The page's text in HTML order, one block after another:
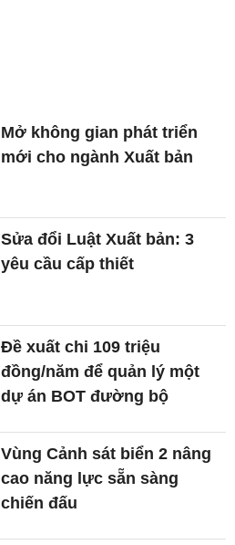
Mở không gian phát triển
mới cho ngành Xuất bản
Sửa đổi Luật Xuất bản: 3
yêu cầu cấp thiết
Đề xuất chi 109 triệu
đồng/năm để quản lý một
dự án BOT đường bộ
Vùng Cảnh sát biển 2 nâng
cao năng lực sẵn sàng
chiến đấu